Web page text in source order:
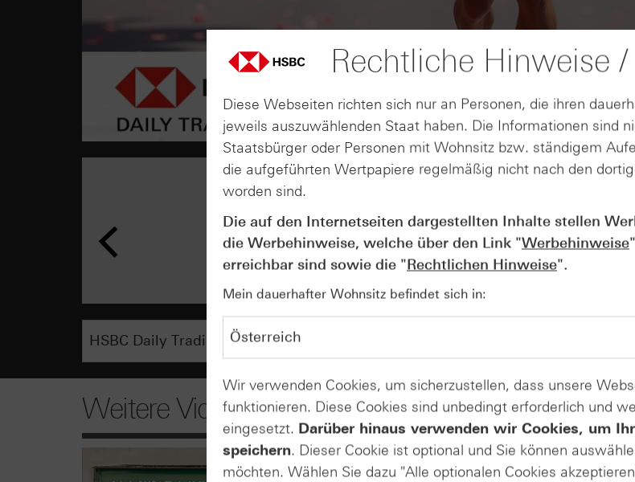
04
Der Blick ins
Kündigungen bei
vom 04.08.2026
Weitere Videos
Rechtliche Hinweise
Diese Webseiten richten sich nur an Personen, die ihren
jeweils auszuwählenden Staat haben. Die Informationen sind
Staatsbürger oder Personen mit Wohnsitz bzw. ständigem
die aufgeführten Wertpapiere regelmäßig nicht nach den
worden sind.
Die auf den Internetseiten dargestellten Inhalte stellen
die Werbehinweise, welche über den Link "Werbehinweise
erreichbar sind sowie die "Rechtlichen Hinweise".
Mein dauerhafter Wohnsitz befindet sich in:
Wir verwenden Cookies, um sicherzustellen, dass unsere
funktionieren. Diese Cookies sind unbedingt erforderlich und
eingesetzt. Darüber hinaus verwenden wir Cookies, um
speichern. Dieser Cookie ist optional und Sie können
möchten. Wählen Sie dazu "Alle optionalen Cookies